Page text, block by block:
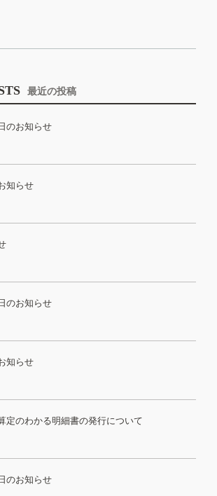
最近の投稿
のお知らせ
知らせ
のお知らせ
知らせ
定のわかる明細書の発行について
のお知らせ